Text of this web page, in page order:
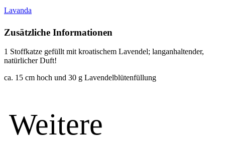
Lavanda
Zusätzliche Informationen
1 Stoffkatze gefüllt mit kroatischem Lavendel; langanhaltender,
natürlicher Duft!
ca. 15 cm hoch und 30 g Lavendelblütenfüllung
Weitere